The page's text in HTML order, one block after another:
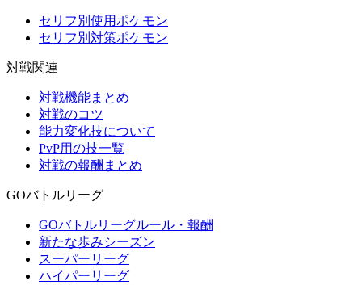
セリフ別使用ポケモン
セリフ別対策ポケモン
対戦関連
対戦機能まとめ
対戦のコツ
能力変化技について
PvP用の技一覧
対戦の報酬まとめ
GOバトルリーグ
GOバトルリーグルール・報酬
新たな歩みシーズン
スーパーリーグ
ハイパーリーグ